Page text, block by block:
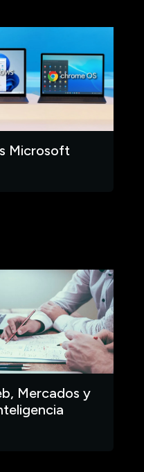
Microsoft
Mercados y